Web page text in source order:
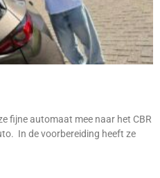
fijne automaat mee naar het CBR
In de voorbereiding heeft ze